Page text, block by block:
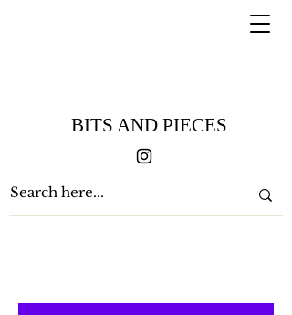
BITS AND PIECES